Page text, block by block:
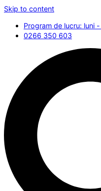
Skip to content
Program de lucru: luni
0266 350 603